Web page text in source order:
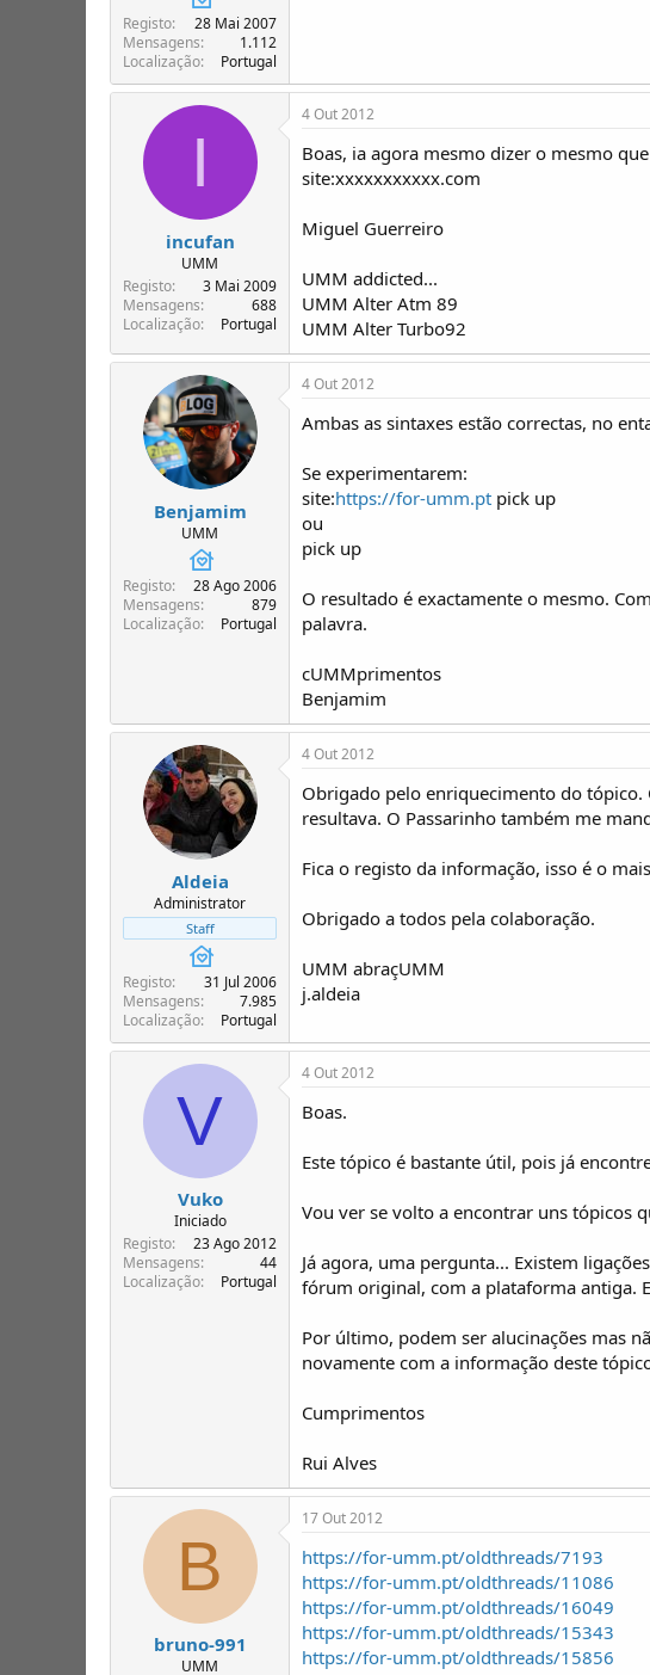
Registo
28 Mai 2007
Mensagens
1.112
Localização
Portugal
I
incufan
UMM
Registo
3 Mai 2009
Mensagens
688
Localização
Portugal
4 Out 2012
Boas, ia agora mesmo dizer o mesmo
site:xxxxxxxxxxx.com
Miguel Guerreiro
UMM addicted...
UMM Alter Atm 89
UMM Alter Turbo92
Benjamim
UMM
Registo
28 Ago 2006
Mensagens
879
Localização
Portugal
4 Out 2012
Ambas as sintaxes estão correctas, no
Se experimentarem:
site:https://for-umm.pt pick up
ou
pick up
O resultado é exactamente o mesmo.
palavra.
cUMMprimentos
Benjamim
Aldeia
Administrator
Staff
Registo
31 Jul 2006
Mensagens
7.985
Localização
Portugal
4 Out 2012
Obrigado pelo enriquecimento do
resultava. O Passarinho também me
Fica o registo da informação, isso é o
Obrigado a todos pela colaboração.
UMM abraçUMM
j.aldeia
V
Vuko
Iniciado
Registo
23 Ago 2012
Mensagens
44
Localização
Portugal
4 Out 2012
Boas.
Este tópico é bastante útil, pois já
Vou ver se volto a encontrar uns tópicos
Já agora, uma pergunta... Existem
fórum original, com a plataforma antiga.
Por último, podem ser alucinações mas
novamente com a informação deste
Cumprimentos
Rui Alves
B
bruno-991
UMM
17 Out 2012
https://for-umm.pt/oldthreads/7193
https://for-umm.pt/oldthreads/11086
https://for-umm.pt/oldthreads/16049
https://for-umm.pt/oldthreads/15343
https://for-umm.pt/oldthreads/15856